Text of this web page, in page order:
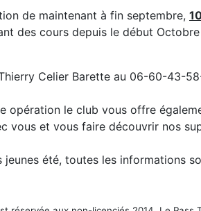
de maintenant à fin septembre,
des cours depuis le début
Celier Barette au 06-60-43-
opération le club vous offre
vous et vous faire découvrir nos
jeunes été, toutes les informations